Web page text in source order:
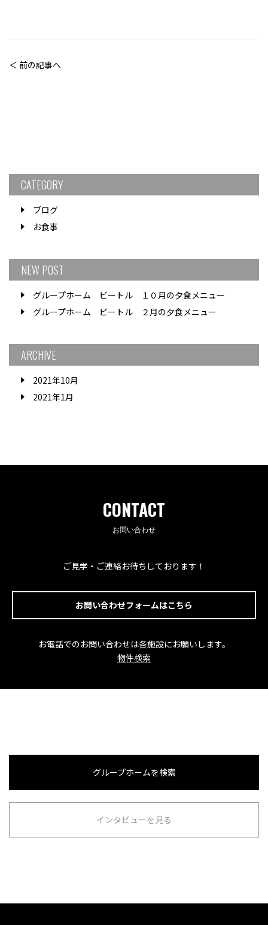
＜ 前の記事へ
CATEGORY
ブログ
お食事
NEW POST
グループホーム ビートル １０月の夕食メニュー
グループホーム ビートル ２月の夕食メニュー
ARCHIVE
2021年10月
2021年1月
CONTACT
お問い合わせ
ご見学・ご連絡お待ちしております！
お問い合わせフォームはこちら
お電話でのお問い合わせは各施設にお願いします。
物件検索
グループホームを検索
インタビューを見る